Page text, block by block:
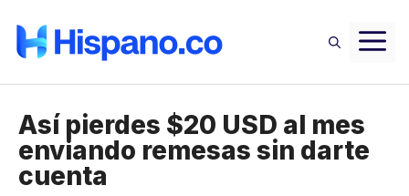
Así pierdes $20 USD al mes
enviando remesas sin darte
cuenta